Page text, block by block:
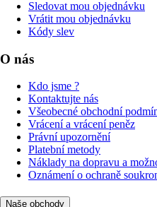
Sledovat mou objednávku
Vrátit mou objednávku
Kódy slev
O nás
Kdo jsme ?
Kontaktujte nás
Všeobecné obchodní
Vrácení a vrácení peněz
Právní upozornění
Platební metody
Náklady na dopravu a
Oznámení o ochraně
Naše obchody